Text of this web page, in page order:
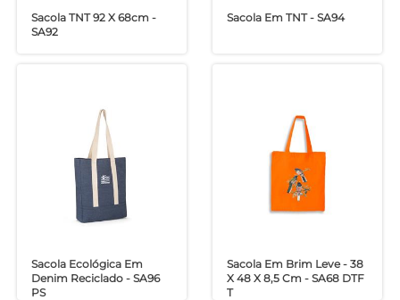
Sacola TNT 92 X 68cm -
SA92
Sacola Em TNT - SA94
Sacola Ecológica Em
Denim Reciclado - SA96
PS
Sacola Em Brim Leve - 38
X 48 X 8,5 Cm - SA68 DTF
T